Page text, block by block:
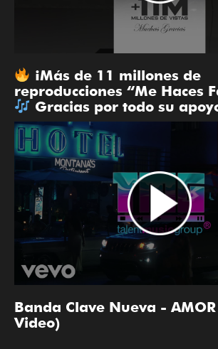
¡Más de 11 millones de
reproducciones “Me Haces
Gracias por todo su
Banda Clave Nueva -
Video)